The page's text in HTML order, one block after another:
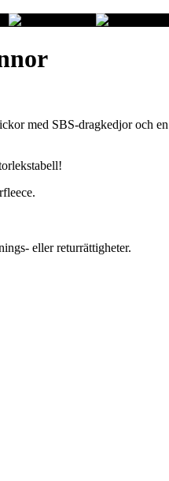
med SBS-dragkedjor och
eller returrättigheter.